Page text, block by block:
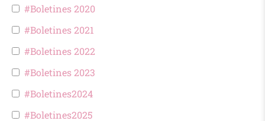
#Boletines 2020
#Boletines 2021
#Boletines 2022
#Boletines 2023
#Boletines2024
#Boletines2025